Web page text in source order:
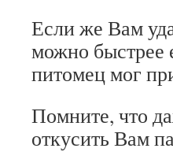
Если же Вам
можно быстрее
питомец мог
Помните, что
откусить Вам